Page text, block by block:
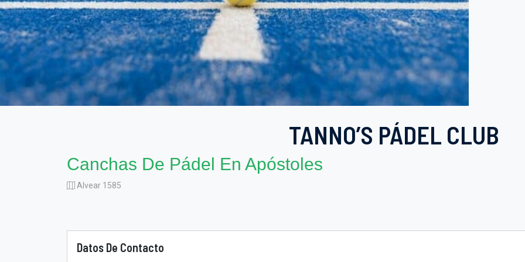
TANNO’S PÁDEL CLUB
Canchas De Pádel En Apóstoles
Alvear 1585
Datos De Contacto